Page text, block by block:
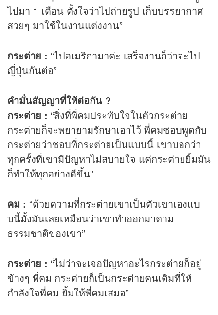
ไปมา 1 เดือน ตั้งใจว่าไปถ่ายรูป เก็บบรรยากาศ
สวยๆ มาใช้ในงานแต่งงาน”
กระต่าย : “ไปอเมริกามาค่ะ เสร็จงานก็ว่าจะไป
ญี่ปุ่นกันต่อ”
คำมั่นสัญญาที่ให้ต่อกัน ?
กระต่าย : “สิ่งที่พี่คมประทับใจในตัวกระต่าย
กระต่ายก็จะพยายามรักษาเอาไว้ พี่คมชอบพูดกับ
กระต่ายว่าชอบที่กระต่ายเป็นแบบนี้ เขาบอกว่า
ทุกครั้งที่เขามีปัญหาไม่สบายใจ แค่กระต่ายยิ้มมัน
ก็ทำให้ทุกอย่างดีขึ้น”
คม : “ด้วยความที่กระต่ายเขาเป็นตัวเขาเองแบ
บนี้มั้งมันเลยเหมือนว่าเขาทำออกมาตาม
ธรรมชาติของเขา”
กระต่าย : “ไม่ว่าจะเจอปัญหาอะไรกระต่ายก็อยู่
ข้างๆ พี่คม กระต่ายก็เป็นกระต่ายคนเดิมที่ให้
กำลังใจพี่คม ยิ้มให้พี่คมเสมอ”